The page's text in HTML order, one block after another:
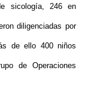
sicología, 246 en
diligenciadas por
de ello 400 niños
de Operaciones